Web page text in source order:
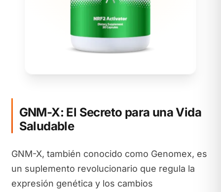
GNM-X: El Secreto para una Vida
Saludable
GNM-X, también conocido como Genomex, es
un suplemento revolucionario que regula la
expresión genética y los cambios